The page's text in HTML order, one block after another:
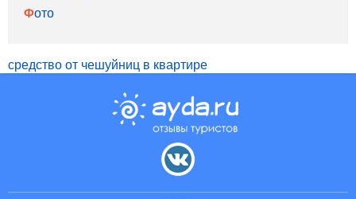
Фото
средство от чешуйниц в квартире